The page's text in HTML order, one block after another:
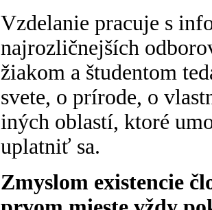
Vzdelanie pracuje s
najrozličnejších
žiakom a študentom
svete, o prírode, o
iných oblastí, ktoré
uplatniť sa.
Zmyslom existencie